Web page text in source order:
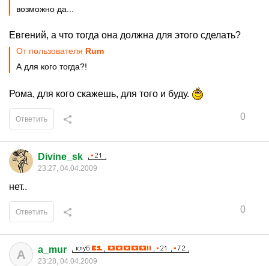
возможно да...
Евгений, а что тогда она должна для этого сделать?
От пользователя Rum
А для кого тогда?!
Рома, для кого скажешь, для того и буду.
0
Ответить
Divine_sk
23:27, 04.04.2009
нет..
0
Ответить
A a_mur
23:28, 04.04.2009